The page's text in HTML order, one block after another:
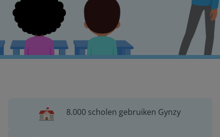
8.000 scholen gebruiken Gynzy